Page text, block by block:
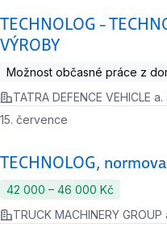
TECHNOLOG –
VÝROBY
Možnost občasné práce z
TATRA DEFENCE VEHICLE a.
TECHNOLOG,
15. července
42 000 ‍–‍ 46 000 Kč
TRUCK MACHINERY GROUP